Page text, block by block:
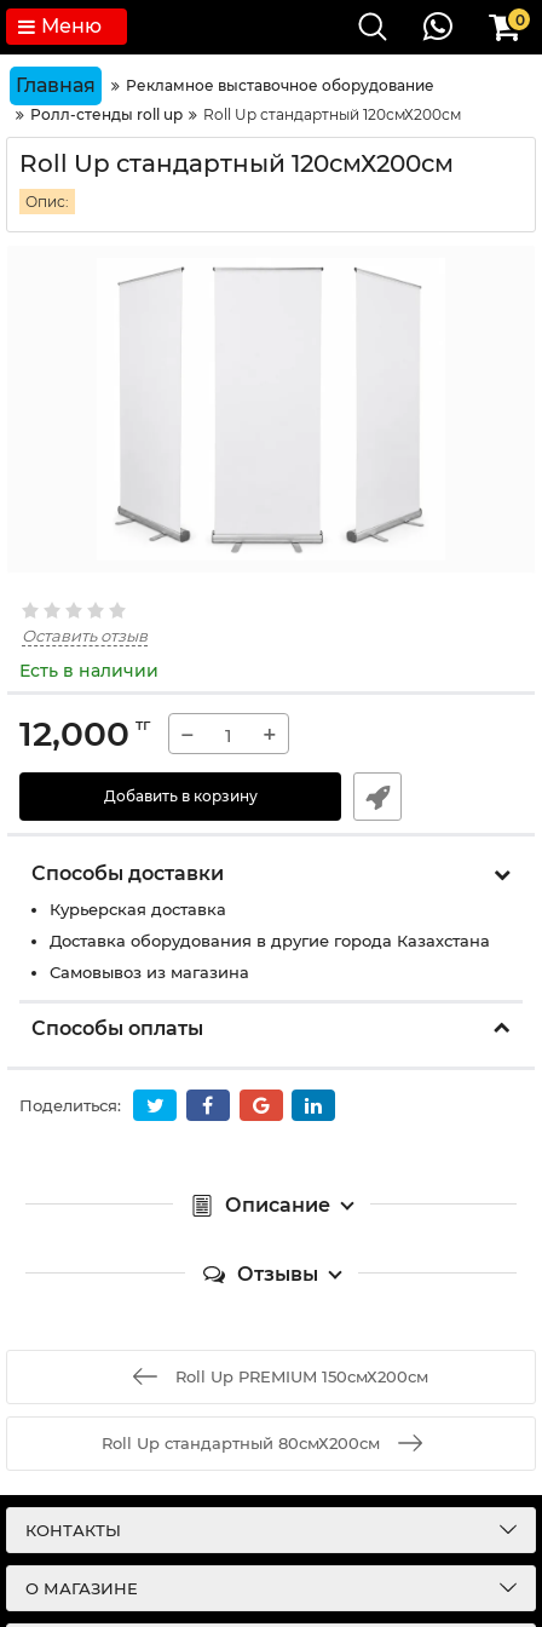
Меню 0
Главная
Рекламное выставочное оборудование
Ролл-стенды roll up
Roll Up стандартный 120смХ200см
Roll Up стандартный 120смХ200см
Опис:
Оставить отзыв
Есть в наличии
12,000 тг − +
Добавить в корзину
Способы доставки
Курьерская доставка
Доставка оборудования в другие города Казахстана
Самовывоз из магазина
Способы оплаты
Поделиться:
Описание
Отзывы
Roll Up PREMIUM 150смХ200см
Roll Up стандартный 80смХ200см
КОНТАКТЫ
О МАГАЗИНЕ